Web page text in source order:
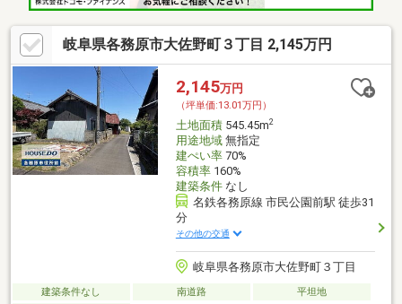
岐阜県各務原市大佐野町３丁目 2,145万円
2,145万円
（坪単価:13.01万円）
土地面積545.45m2
用途地域無指定
建ぺい率70%
容積率160%
建築条件なし
名鉄各務原線 市民公園前駅 徒歩31
分
その他の交通
岐阜県各務原市大佐野町３丁目
建築条件なし 南道路
平坦地